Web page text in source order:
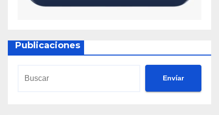
Publicaciones
Envíar